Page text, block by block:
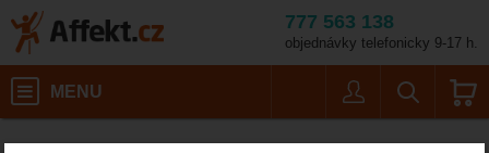
777 563 138
objednávky telefonicky 9-17 h.
MENU
Velikost: L